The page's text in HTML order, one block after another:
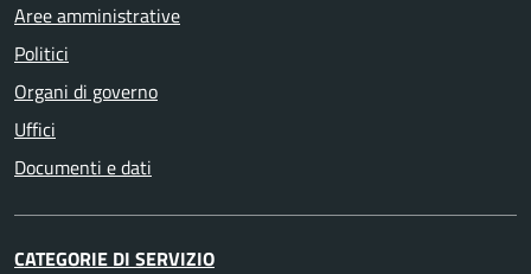
Aree amministrative
Politici
Organi di governo
Uffici
Documenti e dati
CATEGORIE DI SERVIZIO